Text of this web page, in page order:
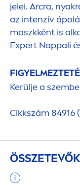
jelei. Arcra,
az intenzív
maszkként is
Expert Nappali
Kerülje a
Cikkszám 84916